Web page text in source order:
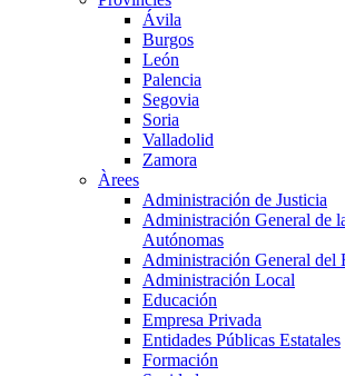
Ávila
Burgos
León
Palencia
Segovia
Soria
Valladolid
Zamora
Àrees
Administración de Justicia
Administración General de
Autónomas
Administración General del
Administración Local
Educación
Empresa Privada
Entidades Públicas Estatales
Formación